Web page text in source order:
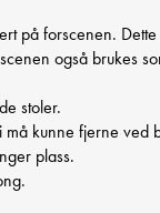
på forscenen.
også brukes
stoler.
må kunne fjerne ved
plass.